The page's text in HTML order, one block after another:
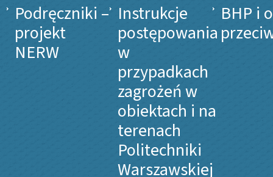
Podręczniki –
projekt
NERW
Instrukcje
postępowania
w
przypadkach
zagrożeń w
obiektach i na
terenach
Politechniki
Warszawskiej
BHP i